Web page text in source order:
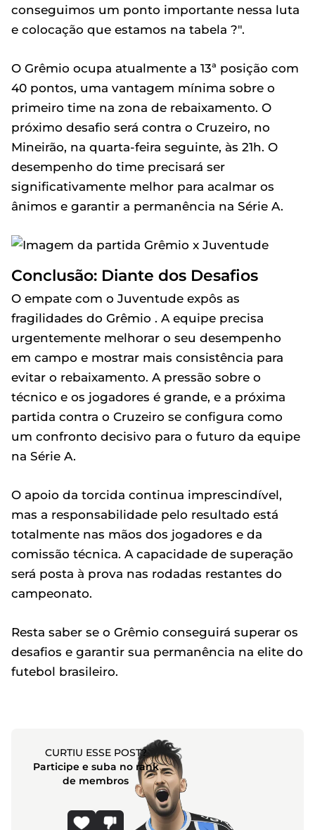
conseguimos um ponto importante nessa luta
e colocação que estamos na tabela ?".
O Grêmio ocupa atualmente a 13ª posição com
40 pontos, uma vantagem mínima sobre o
primeiro time na zona de rebaixamento. O
próximo desafio será contra o Cruzeiro, no
Mineirão, na quarta-feira seguinte, às 21h. O
desempenho do time precisará ser
significativamente melhor para acalmar os
ânimos e garantir a permanência na Série A.
Conclusão: Diante dos Desafios
O empate com o Juventude expôs as
fragilidades do Grêmio . A equipe precisa
urgentemente melhorar o seu desempenho
em campo e mostrar mais consistência para
evitar o rebaixamento. A pressão sobre o
técnico e os jogadores é grande, e a próxima
partida contra o Cruzeiro se configura como
um confronto decisivo para o futuro da equipe
na Série A.
O apoio da torcida continua imprescindível,
mas a responsabilidade pelo resultado está
totalmente nas mãos dos jogadores e da
comissão técnica. A capacidade de superação
será posta à prova nas rodadas restantes do
campeonato.
Resta saber se o Grêmio conseguirá superar os
desafios e garantir sua permanência na elite do
futebol brasileiro.
CURTIU ESSE POST?
Participe e suba no rank
de membros